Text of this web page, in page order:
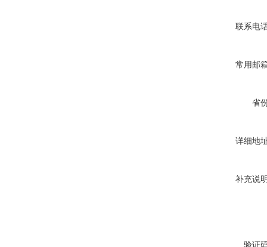
联系电
常用邮
省
详细地
补充说
验证